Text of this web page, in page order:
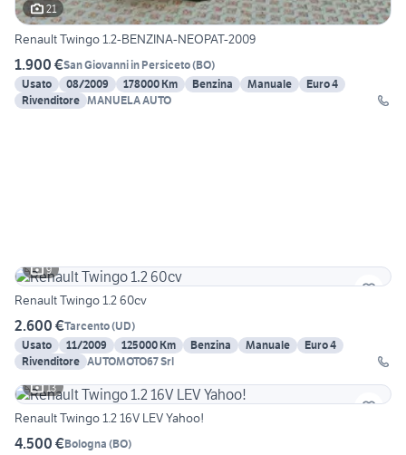
21
Renault Twingo 1.2-BENZINA-NEOPAT-2009
1.900 €San Giovanni in Persiceto(BO)
Usato
08/2009 178000 Km Benzina Manuale
Euro 4
Rivenditore MANUELA AUTO
9
Renault Twingo 1.2 60cv
2.600 €Tarcento(UD)
Usato
11/2009 125000 Km Benzina Manuale
Euro 4
Rivenditore AUTOMOTO67 Srl
13
Renault Twingo 1.2 16V LEV Yahoo!
4.500 €Bologna (BO)